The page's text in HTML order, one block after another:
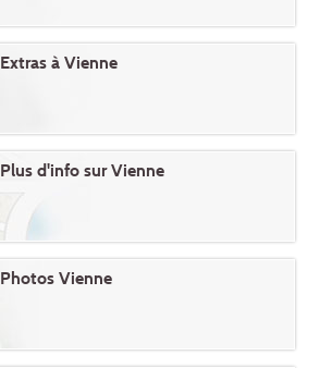
Extras à Vienne
Plus d'info sur Vienne
Photos Vienne